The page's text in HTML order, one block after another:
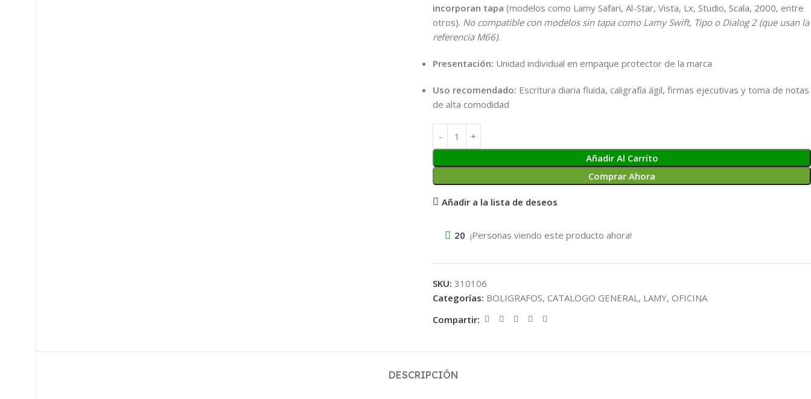
incorporan tapa (modelos como Lamy Safari, Al-Star, Vista, Lx, Studio, Scala, 2000, entre
otros). No compatible con modelos sin tapa como Lamy Swift, Tipo o Dialog 2 (que usan la
referencia M66).
Presentación: Unidad individual en empaque protector de la marca
Uso recomendado: Escritura diaria fluida, caligrafía ágil, firmas ejecutivas y toma de notas
de alta comodidad
Añadir Al Carrito
Comprar Ahora
Añadir a la lista de deseos
20 ¡Personas viendo este producto ahora!
SKU: 310106
Categorías: BOLIGRAFOS, CATALOGO GENERAL, LAMY, OFICINA
Compartir:
DESCRIPCIÓN